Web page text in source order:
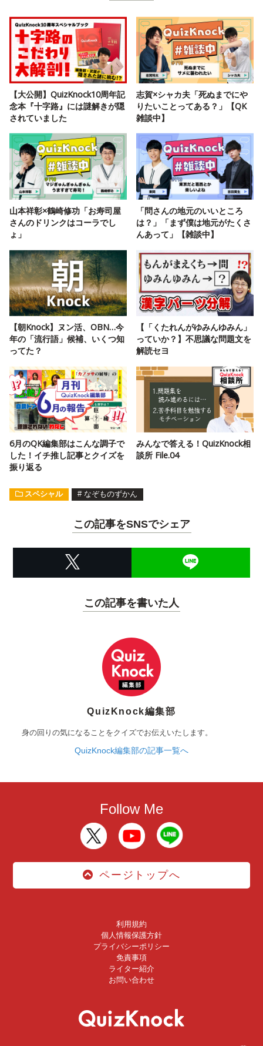
【大公開】QuizKnock10周年記
念本『十字路』には謎解きが隠
されていました
志賀×シャカ夫「死ぬまでにや
りたいことってある？」【QK
雑談中】
山本祥彰×鶴崎修功「お寿司屋
さんのドリンクはコーラでし
ょ」
「問さんの地元のいいところ
は？」「まず僕は地元がたくさ
んあって」【雑談中】
【朝Knock】ヌン活、OBN…今
年の「流行語」候補、いくつ知
ってた？
【「くたれんがゆみんゆみん」
っていか？】不思議な問題文を
解読セヨ
6月のQK編集部はこんな調子で
した！イチ推し記事とクイズを
振り返る
みんなで答える！QuizKnock相
談所 File.04
スペシャル # なぞものずかん
この記事をSNSでシェア
この記事を書いた人
QuizKnock編集部
身の回りの気になることをクイズでお伝えいたします。
QuizKnock編集部の記事一覧へ
Follow Me
ページトップへ
利用規約
個人情報保護方針
プライバシーポリシー
免責事項
ライター紹介
お問い合わせ